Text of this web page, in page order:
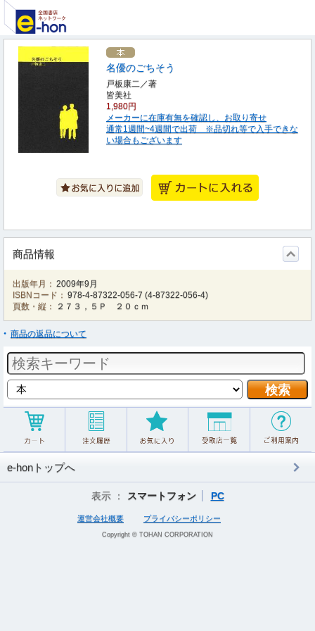
名優のごちそう
戸板康二／著
皆美社
1,980円
メーカーに在庫有無を確認し、お取り寄せ
通常1週間~4週間で出荷 ※品切れ等で入手できな
い場合もございます
商品情報
出版年月： 2009年9月
ISBNコード： 978-4-87322-056-7 (4-87322-056-4)
頁数・縦：
２７３，５Ｐ ２０ｃｍ
商品の返品について
e-honトップへ
表示 ： スマートフォン PC
運営会社概要 プライバシーポリシー
Copyright © TOHAN CORPORATION